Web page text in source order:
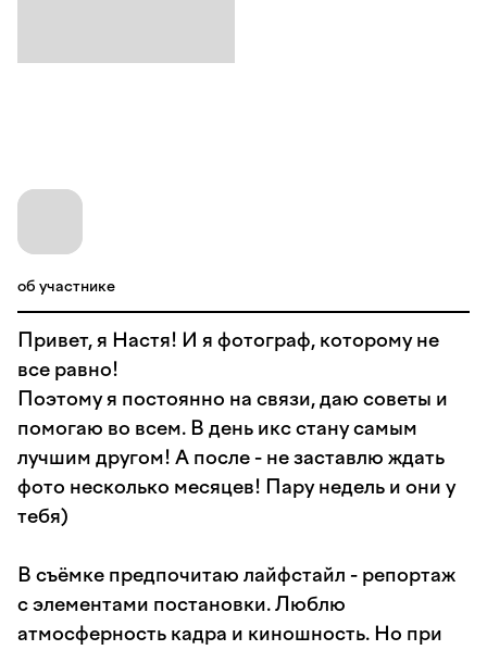
об участнике
Привет, я Настя! И я фотограф, которому не
все равно!
Поэтому я постоянно на связи, даю советы и
помогаю во всем. В день икс стану самым
лучшим другом! А после - не заставлю ждать
фото несколько месяцев! Пару недель и они у
тебя)
В съёмке предпочитаю лайфстайл - репортаж
с элементами постановки. Люблю
атмосферность кадра и киношность. Но при